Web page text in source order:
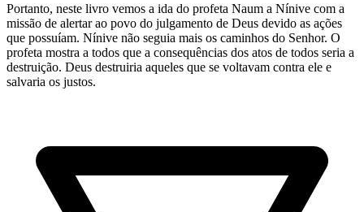
Portanto, neste livro vemos a ida do profeta Naum a Nínive com a
missão de alertar ao povo do julgamento de Deus devido as ações
que possuíam. Nínive não seguia mais os caminhos do Senhor. O
profeta mostra a todos que a consequências dos atos de todos seria a
destruição. Deus destruiria aqueles que se voltavam contra ele e
salvaria os justos.